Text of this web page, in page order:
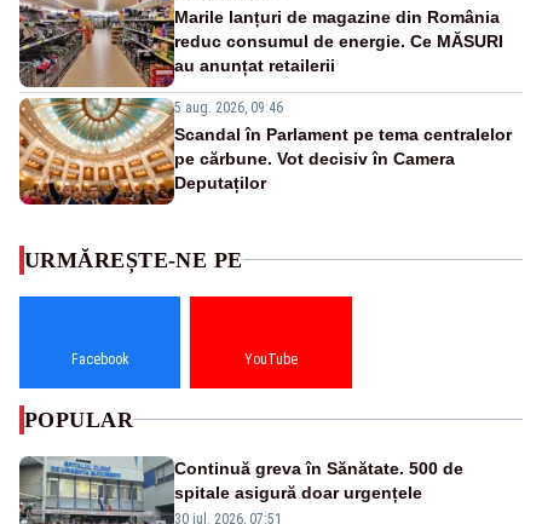
Marile lanțuri de magazine din România
reduc consumul de energie. Ce MĂSURI
au anunțat retailerii
5 aug. 2026, 09:46
Scandal în Parlament pe tema centralelor
pe cărbune. Vot decisiv în Camera
Deputaților
URMĂREȘTE-NE PE
Facebook YouTube
POPULAR
Continuă greva în Sănătate. 500 de
spitale asigură doar urgențele
30 iul. 2026, 07:51